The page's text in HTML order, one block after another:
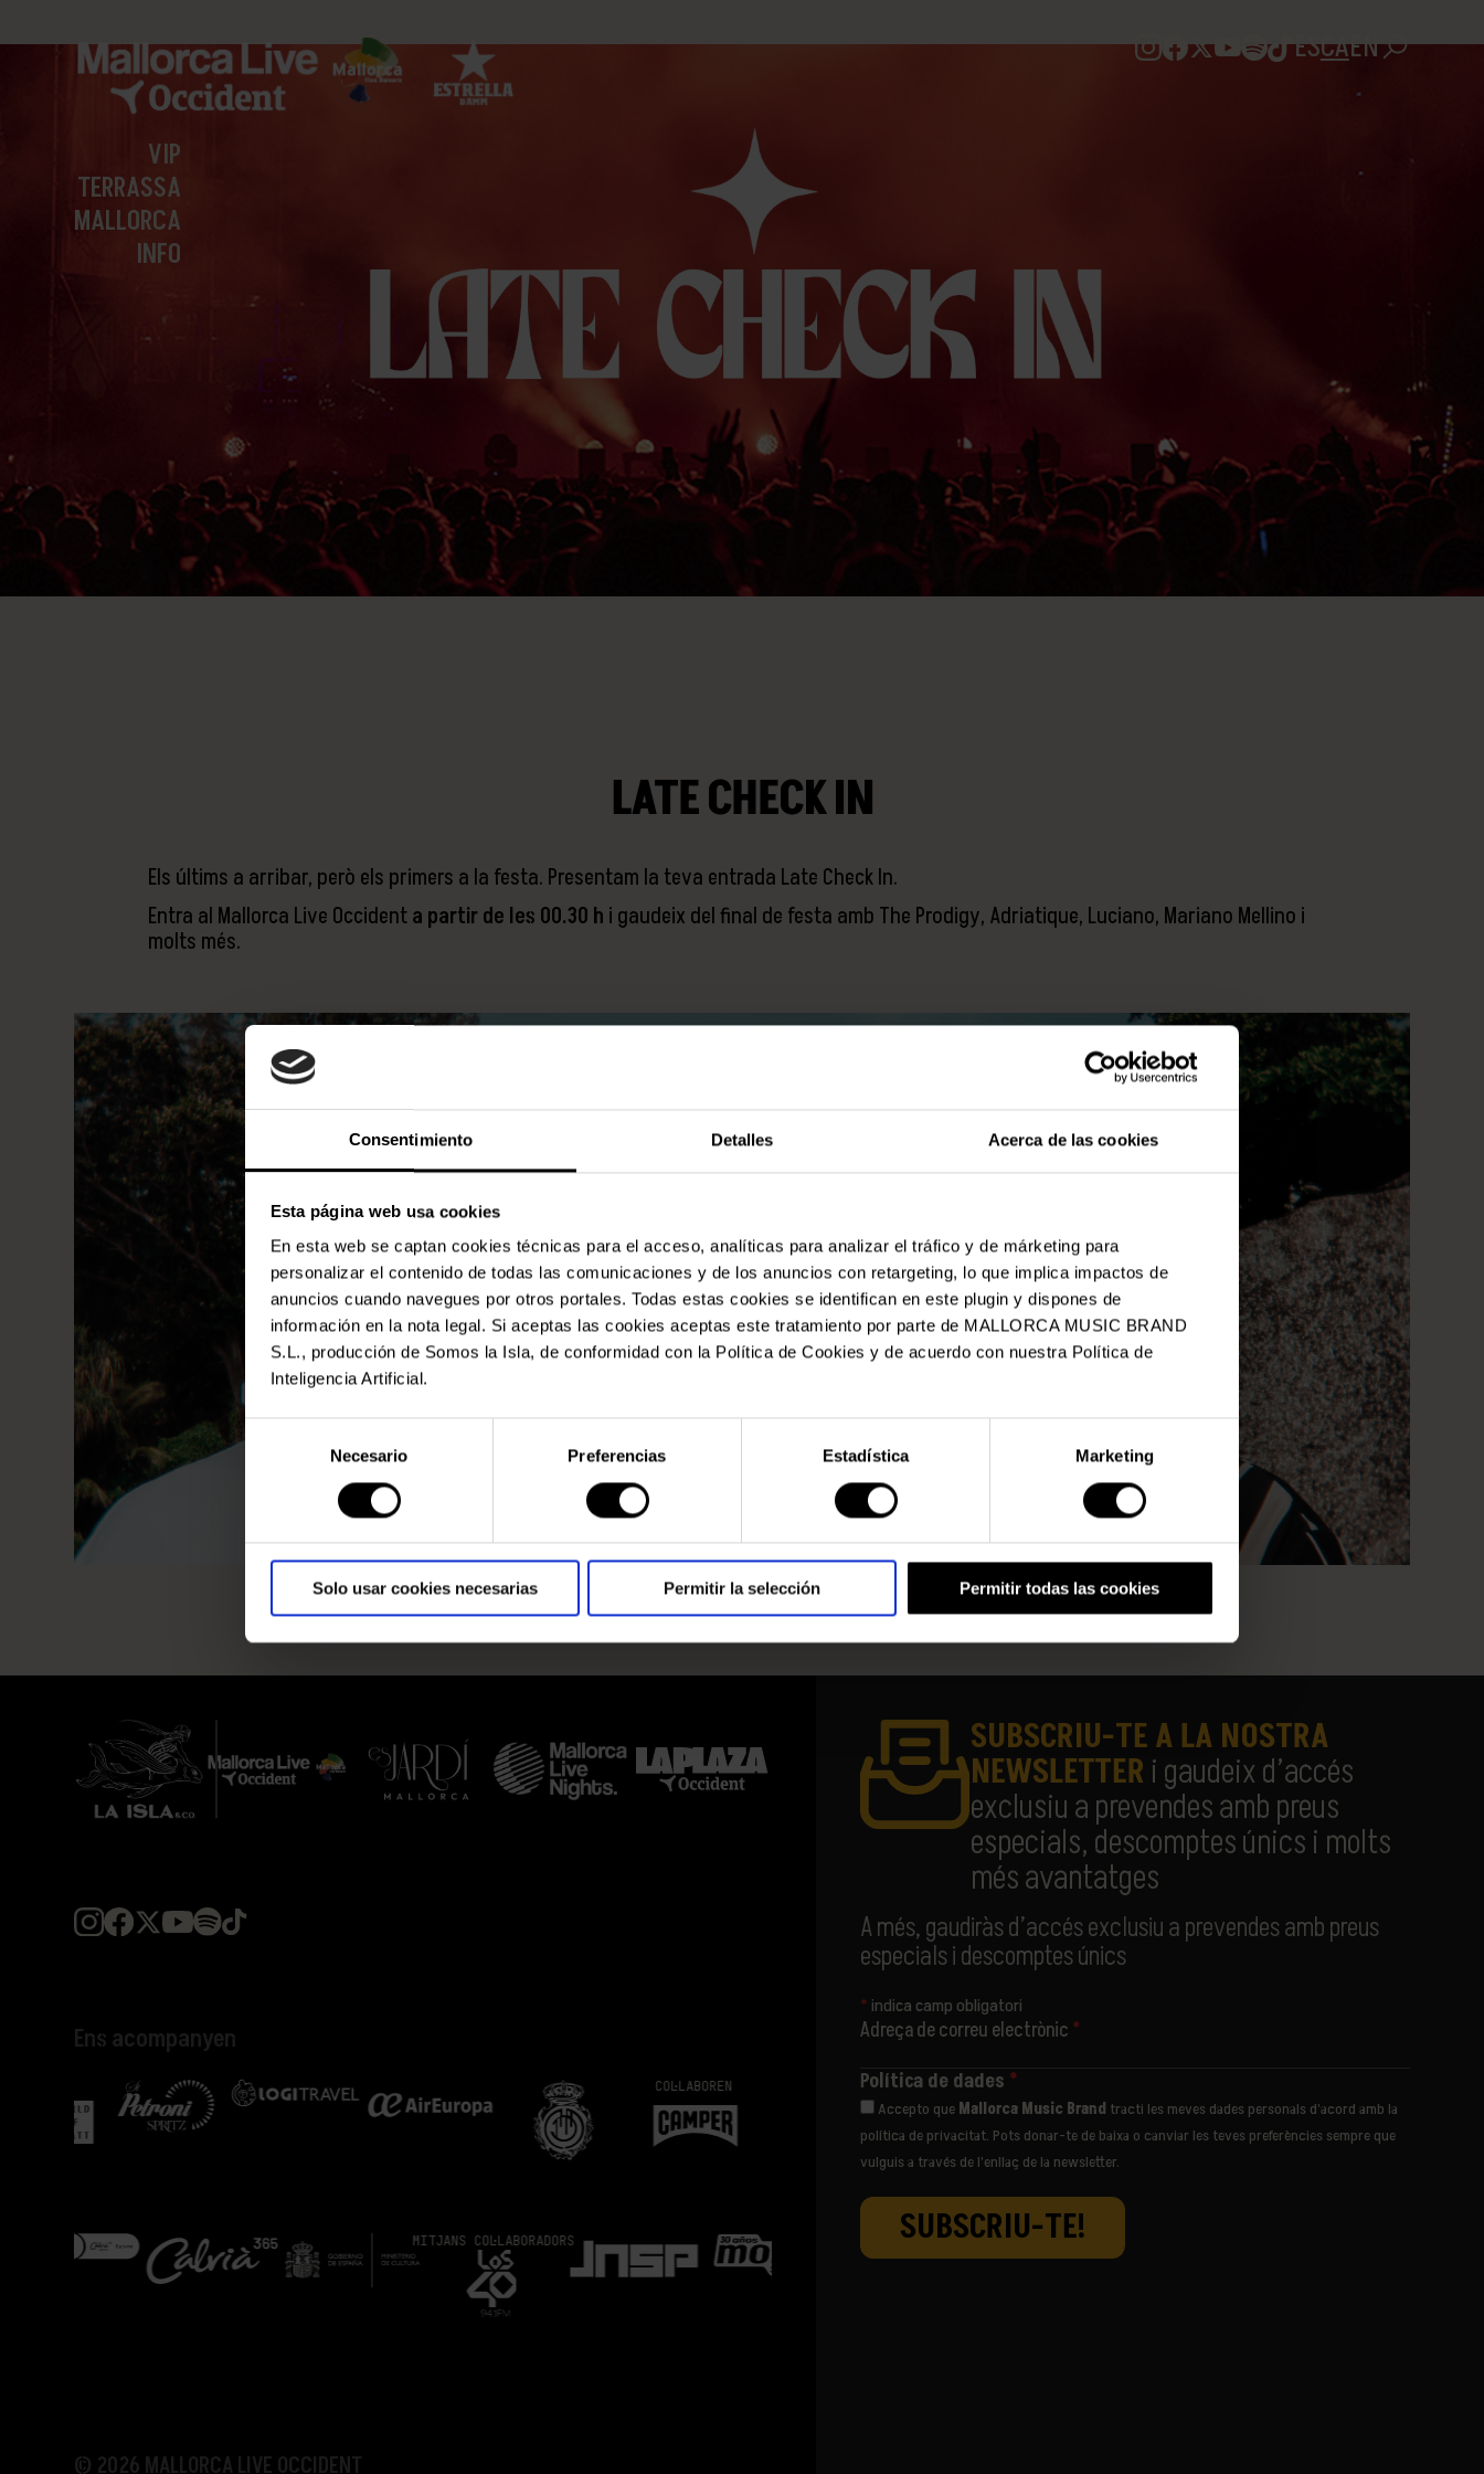
Consentimiento Detalles Acerca de las cookies
Esta página web usa cookies
En esta web se captan cookies técnicas para el acceso, analíticas para analizar el tráfico y de márketing para
personalizar el contenido de todas las comunicaciones y de los anuncios con retargeting, lo que implica impactos de
anuncios cuando navegues por otros portales. Todas estas cookies se identifican en este plugin y dispones de
información en la nota legal. Si aceptas las cookies aceptas este tratamiento por parte de MALLORCA MUSIC BRAND
S.L., producción de Somos la Isla, de conformidad con la Política de Cookies y de acuerdo con nuestra Política de
Inteligencia Artificial.
Selección
consentimiento
Necesario Preferencias Estadística Marketing
Solo usar cookies necesarias Permitir la selección Permitir todas las cookies
ESCAEN
VIP
TERRASSA
MALLORCA
INFO
LATE CHECK IN
Els últims a arribar, però els primers a la festa. Presentam la teva entrada Late Check In.
Entra al Mallorca Live Occidenta partir de les 00.30 h i gaudeix del final de festa amb The Prodigy, Adriatique, Luciano, Mariano Mellino i
molts més.
SUBSCRIU-TE A LA NOSTRA
NEWSLETTER i gaudeix d’accés
exclusiu a prevendes amb preus
especials, descomptes únics i molts
més avantatges
A més, gaudiràs d’accés exclusiu a prevendes amb preus
especials i descomptes únics
* indica camp obligatori
Adreça de correu electrònic *
Política de dades *
Accepto que Mallorca Music Brand tracti les meves dades personals d’acord amb la
política de privacitat. Pots donar-te de baixa o canviar les teves preferències sempre que
vulguis a través de l’enllaç de la newsletter.
Ens acompanyen
COL·LABOREN
MITJANS COL·LABORADORS TICKETING PARTNER VENUE AMB EL SUPORT FINANCER DE
© 2026 MALLORCA LIVE OCCIDENT